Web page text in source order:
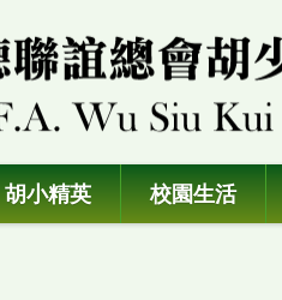
胡小精英 校園生活